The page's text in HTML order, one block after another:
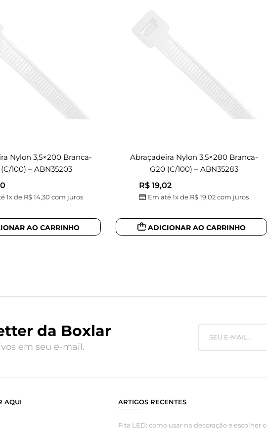
Nylon 3,5×200 Branca-
100) – ABN35203
1x de R$14,30 com juros
AO CARRINHO
Abraçadeira Nylon 3,5×280 Branca-
G20 (c/100) – ABN35283
R$19,02
Em até 1x de R$19,02com juros
ADICIONAR AO CARRINHO
da Boxlar
em seu e-mail.
AQUI ARTIGOS RECENTES
Fita LED: como usar na decoração e escolher o